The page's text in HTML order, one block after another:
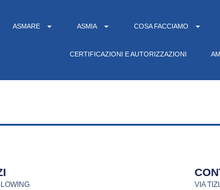
ASMARE ASMIA COSA FACCIAMO
CERTIFICAZIONI E AUTORIZZAZIONI
VIA